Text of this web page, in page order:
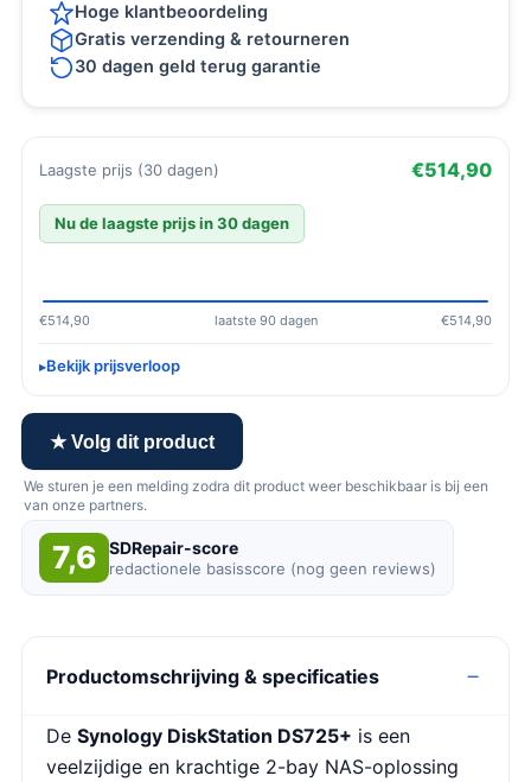
Hoge klantbeoordeling
Gratis verzending & retourneren
30 dagen geld terug garantie
Laagste prijs (30 dagen) €514,90
Nu de laagste prijs in 30 dagen
€514,90 laatste 90 dagen €514,90
Bekijk prijsverloop
★ Volg dit product
We sturen je een melding zodra dit product weer beschikbaar is bij een
van onze partners.
7,6 SDRepair-score
redactionele basisscore (nog geen reviews)
Productomschrijving & specificaties
De Synology DiskStation DS725+ is een
veelzijdige en krachtige 2-bay NAS-oplossing